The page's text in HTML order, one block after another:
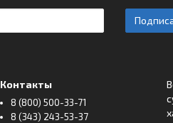
Контакты
8 (800) 500-33-71
8 (343) 243-53-37